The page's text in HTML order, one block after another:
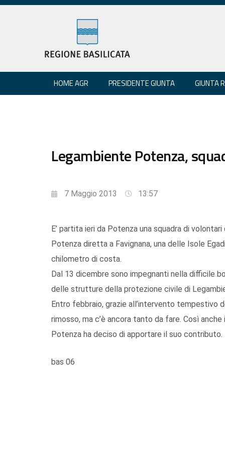
HOME AGR PRESIDENTE GIUNTA GIUNTA
Legambiente Potenza,
7 Maggio 2013 13:57
E’ partita ieri da Potenza una squadra di
Potenza diretta a Favignana, una delle Isole
chilometro di costa.
Dal 13 dicembre sono impegnanti nella difficile
delle strutture della protezione civile di
Entro febbraio, grazie all’intervento tempestivo
rimosso, ma c’è ancora tanto da fare. Così
Potenza ha deciso di apportare il suo contributo.
bas 06